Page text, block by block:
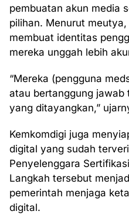
pembuatan akun media
pilihan. Menurut
membuat identitas
mereka unggah lebih
“Mereka (pengguna
atau bertanggung
yang ditayangkan,”
Kemkomdigi juga
digital yang sudah
Penyelenggara
Langkah tersebut
pemerintah menjaga
digital.